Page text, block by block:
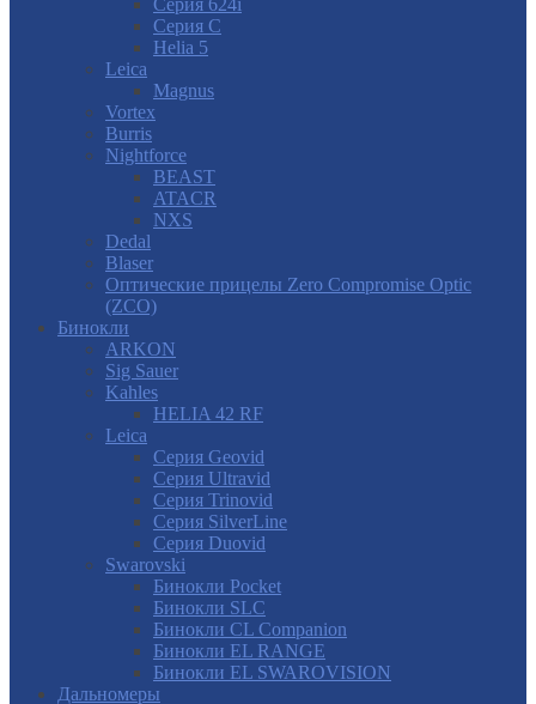
Серия 624i
Серия С
Helia 5
Leica
Magnus
Vortex
Burris
Nightforce
BEAST
ATACR
NXS
Dedal
Blaser
Оптические прицелы Zero Compromise Optic
(ZCO)
Бинокли
ARKON
Sig Sauer
Kahles
HELIA 42 RF
Leica
Серия Geovid
Серия Ultravid
Серия Trinovid
Серия SilverLine
Серия Duovid
Swarovski
Бинокли Pocket
Бинокли SLC
Бинокли CL Companion
Бинокли EL RANGE
Бинокли EL SWAROVISION
Дальномеры